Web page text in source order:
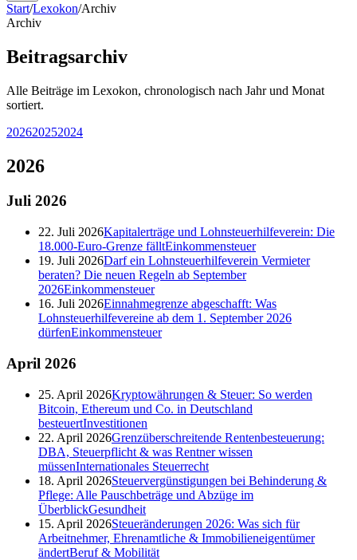
Start/Lexokon/Archiv
Archiv
Beitragsarchiv
Alle Beiträge im Lexokon, chronologisch nach Jahr und Monat
sortiert.
202620252024
2026
Juli 2026
22. Juli 2026Kapitalerträge und Lohnsteuerhilfeverein: Die
18.000-Euro-Grenze fälltEinkommensteuer
19. Juli 2026Darf ein Lohnsteuerhilfeverein Vermieter
beraten? Die neuen Regeln ab September
2026Einkommensteuer
16. Juli 2026Einnahmegrenze abgeschafft: Was
Lohnsteuerhilfevereine ab dem 1. September 2026
dürfenEinkommensteuer
April 2026
25. April 2026Kryptowährungen & Steuer: So werden
Bitcoin, Ethereum und Co. in Deutschland
besteuertInvestitionen
22. April 2026Grenzüberschreitende Rentenbesteuerung:
DBA, Steuerpflicht & was Rentner wissen
müssenInternationales Steuerrecht
18. April 2026Steuervergünstigungen bei Behinderung &
Pflege: Alle Pauschbeträge und Abzüge im
ÜberblickGesundheit
15. April 2026Steueränderungen 2026: Was sich für
Arbeitnehmer, Ehrenamtliche & Immobilieneigentümer
ändertBeruf & Mobilität